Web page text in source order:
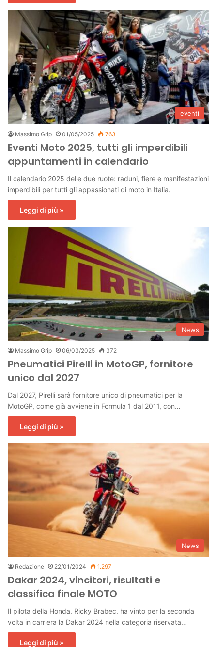
eventi
Massimo Grip 01/05/2025 763
Eventi Moto 2025, tutti gli imperdibili
appuntamenti in calendario
Il calendario 2025 delle due ruote: raduni, fiere e manifestazioni
imperdibili per tutti gli appassionati di moto in Italia.
Leggi di più »
News
Massimo Grip 06/03/2025 372
Pneumatici Pirelli in MotoGP, fornitore
unico dal 2027
Dal 2027, Pirelli sarà fornitore unico di pneumatici per la
MotoGP, come già avviene in Formula 1 dal 2011, con…
Leggi di più »
News
Redazione 22/01/2024 1.297
Dakar 2024, vincitori, risultati e
classifica finale MOTO
Il pilota della Honda, Ricky Brabec, ha vinto per la seconda
volta in carriera la Dakar 2024 nella categoria riservata…
Leggi di più »